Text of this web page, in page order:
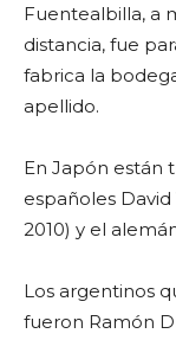
Fuentealbilla, a
distancia, fue
fabrica la
apellido.
En Japón están
españoles David
2010) y el
Los argentinos
fueron Ramón